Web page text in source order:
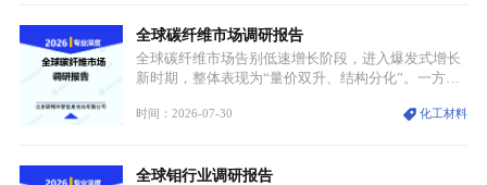
型为新能源核心战略矿产，全球产业形成“印尼掌控
资源与产能、中国主导消费与技术、工艺向低碳湿法
迭代、再生镍加速补位”的全新格局。
全球碳纤维市场调研报告
全球碳纤维市场告别低速增长阶段，进入爆发式增长
新时期，整体表现为“量价双升、结构分化”。一方面
持续扩张；另一方面产品、需求、应用场景呈现明显
体规模扩张，高附加值领域与规模化工业应用形成两
时间：2026-07-30 化工材料
全球钼行业调研报告